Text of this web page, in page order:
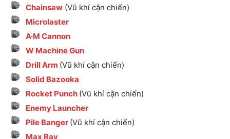
Chainsaw (Vũ khí cận chiến)
Microlaster
A·M Cannon
W Machine Gun
Drill Arm (Vũ khí cận chiến)
Solid Bazooka
Rocket Punch (Vũ khí cận chiến)
Enemy Launcher
Pile Banger (Vũ khí cận chiến)
Max Ray